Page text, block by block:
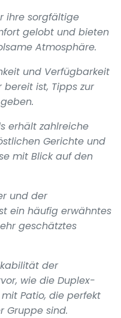
ihre sorgfältige
gelobt und bieten
Atmosphäre.
und Verfügbarkeit
bereit ist, Tipps zur
erhält zahlreiche
Gerichte und
mit Blick auf den
und der
ein häufig erwähntes
geschätztes
der
wie die Duplex-
Patio, die perfekt
Gruppe sind.